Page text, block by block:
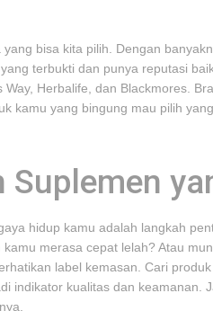
bisa kita pilih. Dengan
terbukti dan punya reputasi
Herbalife, dan Blackmores.
kamu yang bingung mau pilih
hidup kamu adalah langkah
merasa cepat lelah? Atau
label kemasan. Cari
indikator kualitas dan keamanan.